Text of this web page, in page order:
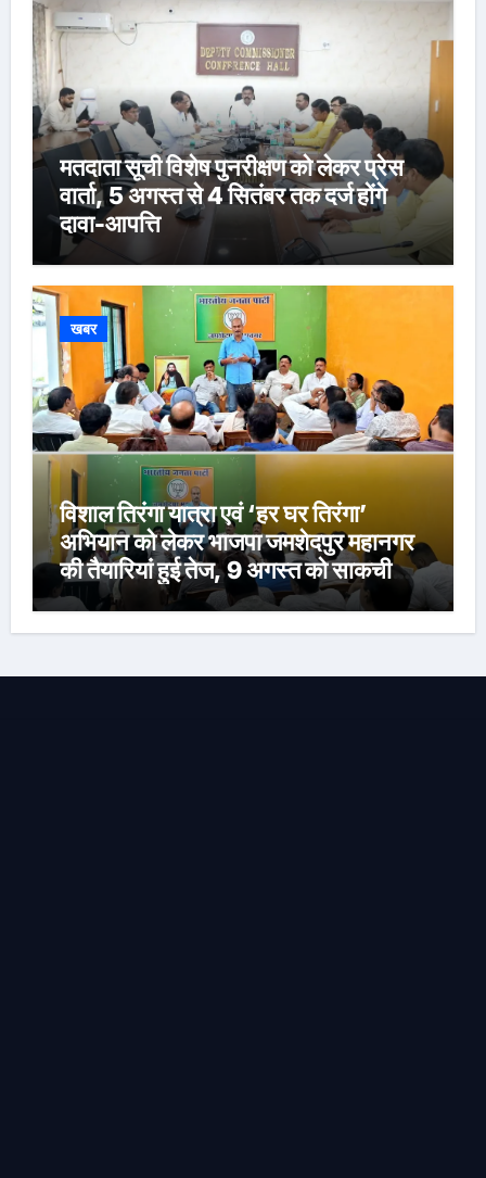
मतदाता सूची विशेष पुनरीक्षण को लेकर प्रेस
वार्ता, 5 अगस्त से 4 सितंबर तक दर्ज होंगे
दावा-आपत्ति
खबर
विशाल तिरंगा यात्रा एवं ‘हर घर तिरंगा’
अभियान को लेकर भाजपा जमशेदपुर महानगर
की तैयारियां हुई तेज, 9 अगस्त को साकची
नेताजी सुभाष मैदान से निकलेगी विशाल तिरंगा
यात्रा